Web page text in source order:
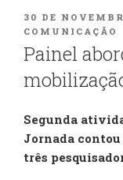
PUBLICADO
EM
30 DE
COMUNICAÇÃO
Painel
Segunda
Jornada contou
três